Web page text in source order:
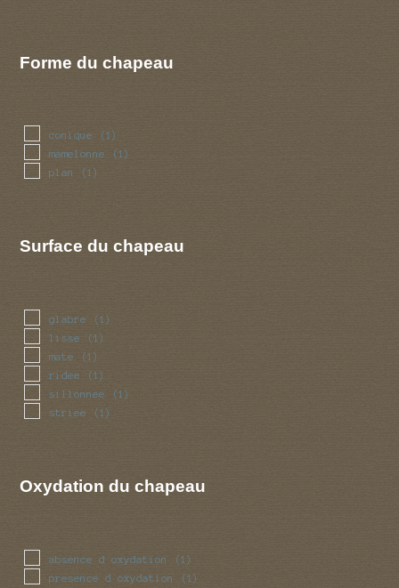
Forme du chapeau
conique (1)
mamelonne (1)
plan (1)
Surface du chapeau
glabre (1)
lisse (1)
mate (1)
ridee (1)
sillonnee (1)
striee (1)
Oxydation du chapeau
absence d oxydation (1)
presence d oxydation (1)